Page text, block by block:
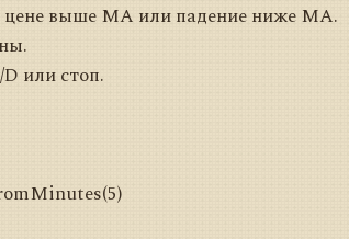
цене выше MA или падение ниже MA.
или стоп.